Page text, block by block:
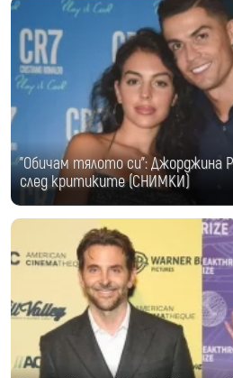
"Обичам тялото си": Джорджина
след критиките (СНИМКИ)